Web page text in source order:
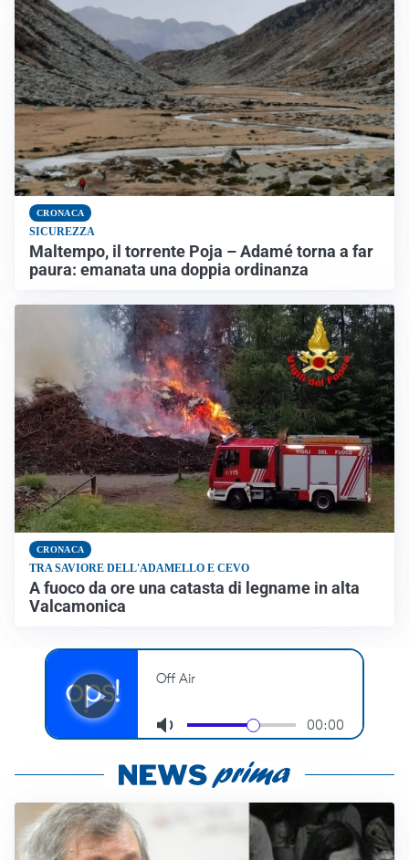
CRONACA
SICUREZZA
Maltempo, il torrente Poja – Adamé torna a far
paura: emanata una doppia ordinanza
CRONACA
TRA SAVIORE DELL'ADAMELLO E CEVO
A fuoco da ore una catasta di legname in alta
Valcamonica